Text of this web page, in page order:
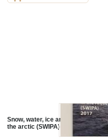
Snow, water, ice and permafrost in
the arctic (SWIPA) 2017